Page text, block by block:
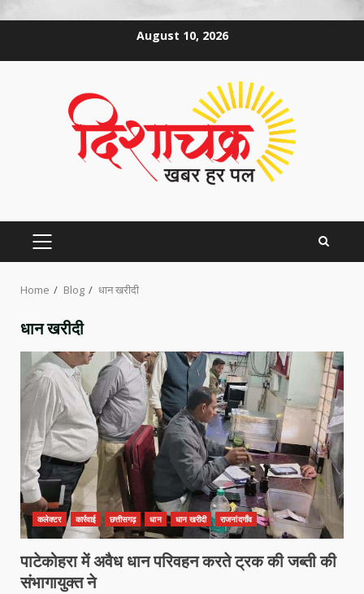
August 10, 2026
PRIMARY
Home Blog धान खरीदी
धान खरीदी
कलेक्टर कार्रवाई छत्तीसगढ़ धान धान खरीदी राजनांदगाँव
पाटेकोहरा में अवैध धान परिवहन करते ट्रक की जब्ती की
संभागायुक्त ने